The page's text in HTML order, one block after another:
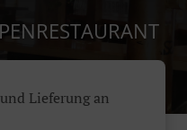
Lieferung an